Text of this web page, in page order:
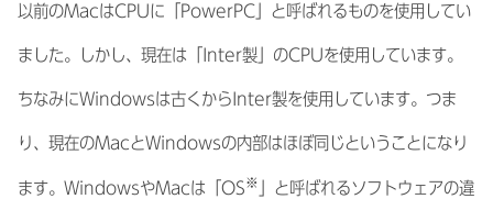
以前のMacはCPUに「PowerPC」と呼ばれるものを使用してい
ました。しかし、現在は「Inter製」のCPUを使用しています。
ちなみにWindowsは古くからInter製を使用しています。つま
り、現在のMacとWindowsの内部はほぼ同じということになり
ます。WindowsやMacは「OS※ 」と呼ばれるソフトウェアの違